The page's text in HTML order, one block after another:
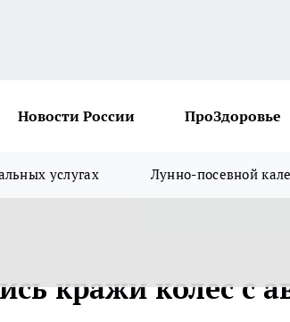
Новости России ПроЗдоровье
услугах Лунно-посевной
кражи колес с